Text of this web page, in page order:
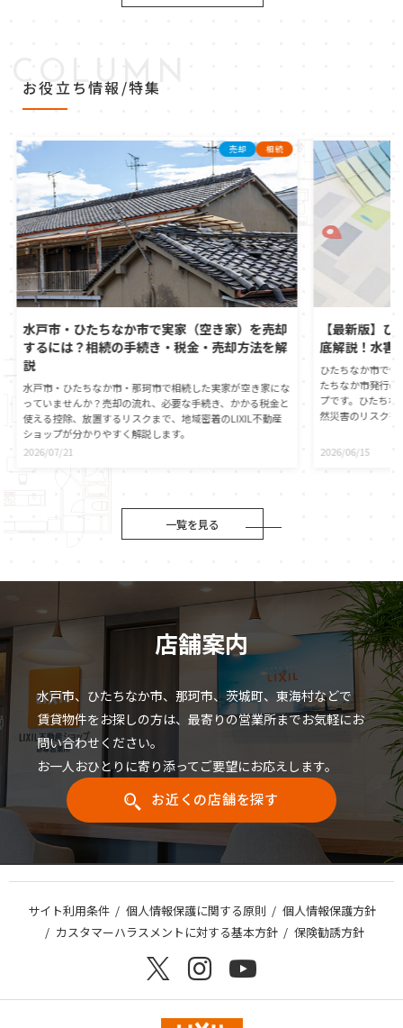
COLUMN
お役立ち情報/特集
売却 相続
水戸市・ひたちなか市で実家（空き家）を売却
するには？相続の手続き・税金・売却方法を解
説
水戸市・ひたちなか市・那珂市で相続した実家が空き家にな
っていませんか？売却の流れ、必要な手続き、かかる税金と
使える控除、放置するリスクまで、地域密着のLIXIL不動産
ショップが分かりやすく解説します。
2026/07/21
【最新版】
底解説！水害
ひたちなか市で
たちなか市発行
プです。ひたち
然災害のリスク
動産の契約時に
2026/06/15
一覧を見る
店舗案内
水戸市、ひたちなか市、那珂市、茨城町、東海村などで
賃貸物件をお探しの方は、最寄りの営業所までお気軽にお
問い合わせください。
お一人おひとりに寄り添ってご要望にお応えします。
お近くの店舗を探す
サイト利用条件 個人情報保護に関する原則
個人情報保護方針
カスタマーハラスメントに対する基本方針
保険勧誘方針